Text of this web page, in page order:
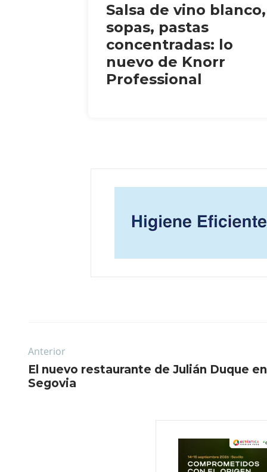
Salsa de vino blanco,
sopas, pastas
concentradas: lo
nuevo de Knorr
Professional
Anterior
El nuevo restaurante de Julián Duque
Segovia